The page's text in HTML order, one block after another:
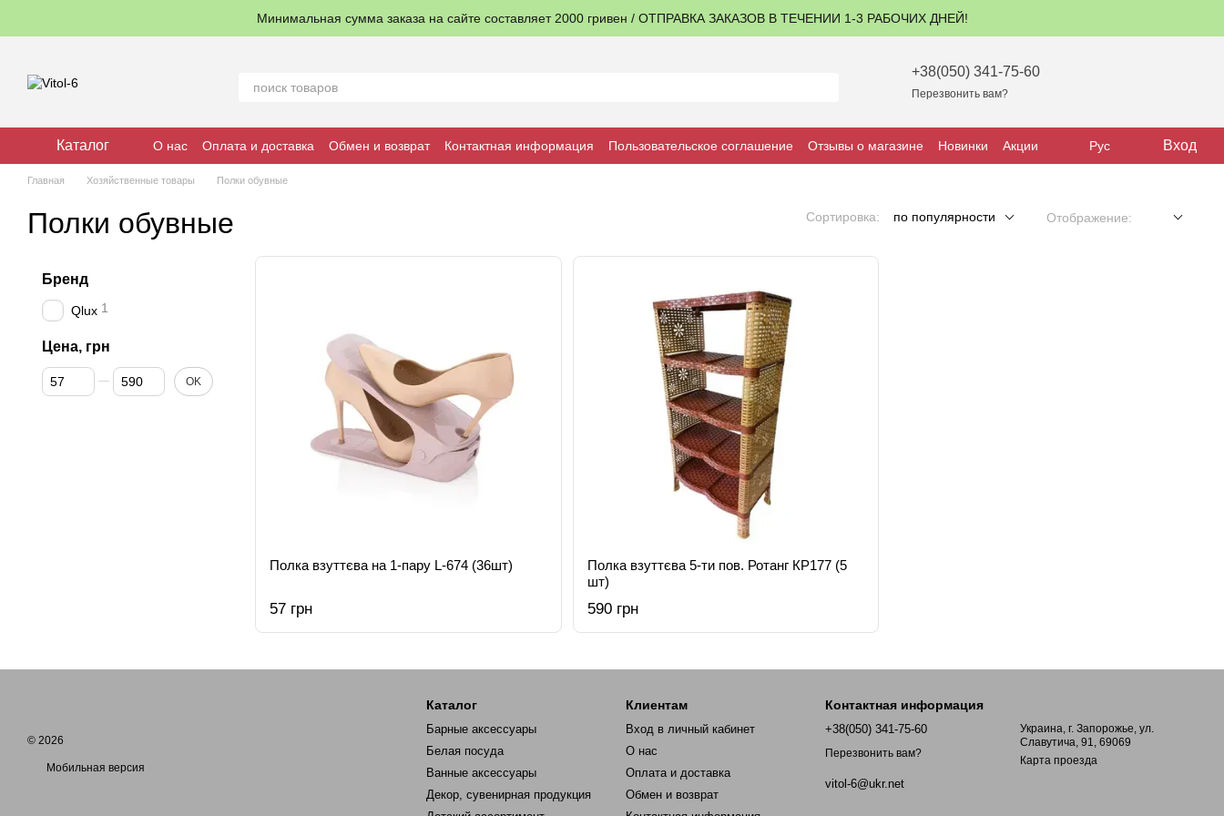
Минимальная сумма заказа на сайте составляет 2000 гривен / ОТПРАВКА ЗАКАЗОВ В ТЕЧЕНИИ 1-3 РАБОЧИХ ДНЕЙ!
+38(050) 341-75-60
Перезвонить вам?
Каталог О нас Оплата и доставка Обмен и возврат Контактная информация Пользовательское соглашение Отзывы о магазине Новинки Акции Рус Вход
Главная Хозяйственные товары Полки обувные
Полки обувные Сортировка: по популярности Отображение:
Полка взуттєва на 1-пару L-674 (36шт)
57 грн
Полка взуттєва 5-ти пов. Ротанг КР177 (5
шт)
590 грн
Бренд
Qlux 1
Цена, грн
От Цена, грн
До Цена, грн OK
© 2026
Мобильная версия
Каталог
Барные аксессуары
Белая посуда
Ванные аксессуары
Декор, сувенирная продукция
Клиентам
Вход в личный кабинет
О нас
Оплата и доставка
Обмен и возврат
Контактная информация
+38(050) 341-75-60
Перезвонить вам?
vitol-6@ukr.net
Украина, г. Запорожье, ул.
Славутича, 91, 69069
Карта проезда